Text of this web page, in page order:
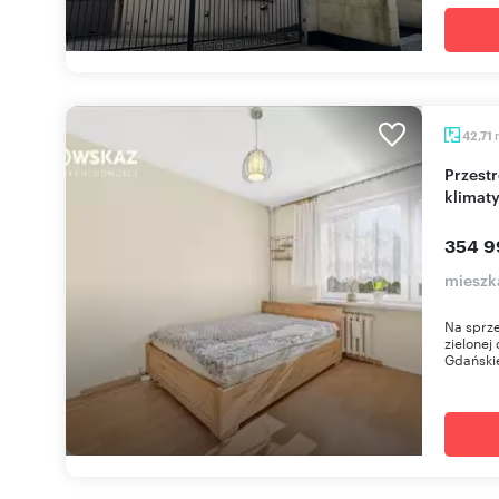
42,71
Przestronne 2-pokojowe mieszkanie z balkonem,
354
Na
zielonej